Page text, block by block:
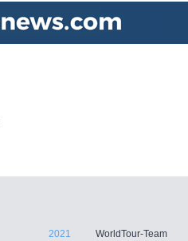
2021
WorldTour-Team